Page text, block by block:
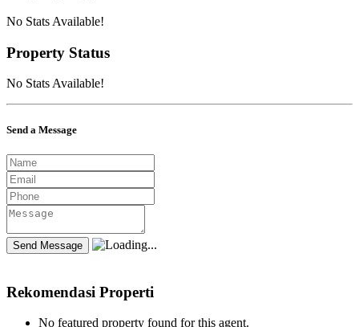
No Stats Available!
Property Status
No Stats Available!
Send a Message
Rekomendasi Properti
No featured property found for this agent.